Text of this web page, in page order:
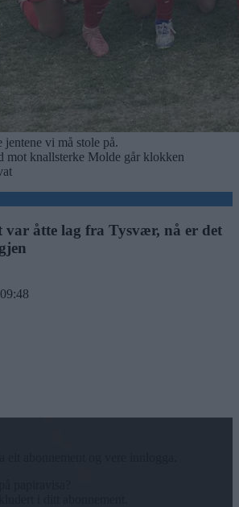
jentene vi må stole på.
mot knallsterke Molde går klokken
åtte lag fra Tysvær, nå er det